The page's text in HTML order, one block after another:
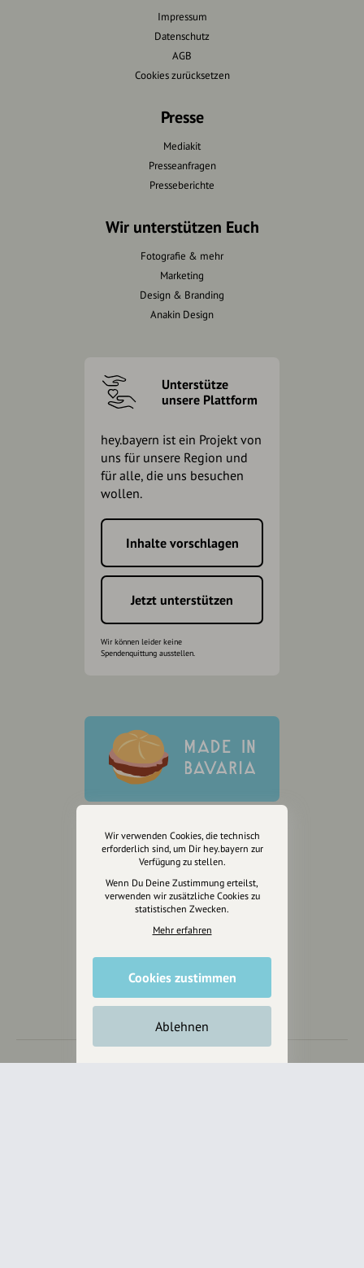
Impressum
Datenschutz
AGB
Cookies zurücksetzen
Presse
Mediakit
Presseanfragen
Presseberichte
Wir unterstützen Euch
Fotografie & mehr
Marketing
Design & Branding
Anakin Design
Unterstütze
unsere Plattform
hey.bayern ist ein Projekt von
uns für unsere Region und
für alle, die uns besuchen
wollen.
Inhalte vorschlagen
Jetzt unterstützen
Wir können leider keine
Spendenquittung ausstellen.
Wir verwenden Cookies, die technisch
erforderlich sind, um Dir hey.bayern zur
Verfügung zu stellen.
Wenn Du Deine Zustimmung erteilst,
verwenden wir zusätzliche Cookies zu
statistischen Zwecken.
Mehr erfahren
Cookies zustimmen
Ablehnen